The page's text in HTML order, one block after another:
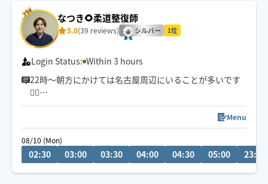
慢性的な肩こり腰痛
足の浮腫み
末端冷え性
お客様の身体に合った施術でメニューをご提案させて頂
きます👏
小さなお子さまやペットが居るお宅も歓迎です🐶😺
なつき🌻柔道整復師
5.0(39 reviews) シルバー 1位
Login Status: Within 3 hours
22時〜朝方にかけては名古屋周辺にいることが多いです
💆‍♂️
💬シフト外の日時やメニューのご相談はチャットにてお
問い合わせください。
調整可能な際は出来る限り対応させていただきます
Menu
08/10 (Mon)
02:30 03:00 03:30 04:00 04:30 05:00 23:30